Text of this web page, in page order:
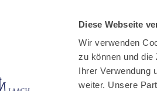
Diese Webseite
Wir verwenden
zu können und die
Ihrer Verwendung
weiter. Unsere
Kloster
E-Mail schreiben